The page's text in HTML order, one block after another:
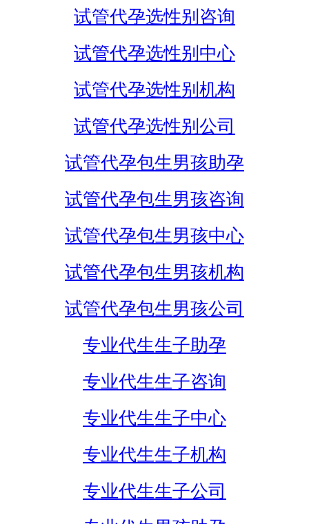
试管代孕选性别咨询
试管代孕选性别中心
试管代孕选性别机构
试管代孕选性别公司
试管代孕包生男孩助孕
试管代孕包生男孩咨询
试管代孕包生男孩中心
试管代孕包生男孩机构
试管代孕包生男孩公司
专业代生生子助孕
专业代生生子咨询
专业代生生子中心
专业代生生子机构
专业代生生子公司